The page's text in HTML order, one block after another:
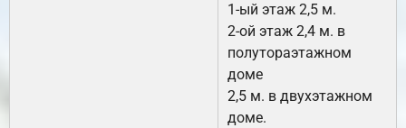
1-ый этаж 2,5 м.
2-ой этаж 2,4 м. в
полутораэтажном
доме
2,5 м. в двухэтажном
доме.